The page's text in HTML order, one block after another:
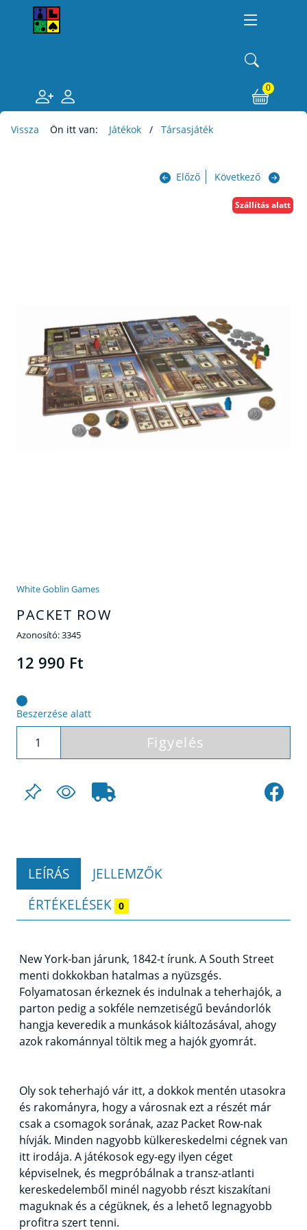
0
Vissza Ön itt van: Játékok Társasjáték
Előző Következő
White Goblin Games
PACKET ROW
Azonosító:3345
Szállítás alatt
12 990 Ft
Beszerzése alatt
Figyelés
LEÍRÁS
JELLEMZŐK
ÉRTÉKELÉSEK 0
New York-ban járunk, 1842-t írunk. A South Street
menti dokkokban hatalmas a nyüzsgés.
Folyamatosan érkeznek és indulnak a teherhajók, a
parton pedig a sokféle nemzetiségű bevándorlók
hangja keveredik a munkások kiáltozásával, ahogy
azok rakománnyal töltik meg a hajók gyomrát.
Oly sok teherhajó vár itt, a dokkok mentén utasokra
és rakományra, hogy a városnak ezt a részét már
csak a csomagok sorának, azaz Packet Row-nak
hívják. Minden nagyobb külkereskedelmi cégnek van
itt irodája. A játékosok egy-egy ilyen céget
képviselnek, és megpróbálnak a transz-atlanti
kereskedelemből minél nagyobb részt kiszakítani
maguknak és a cégüknek, és a lehető legnagyobb
profitra szert tenni.